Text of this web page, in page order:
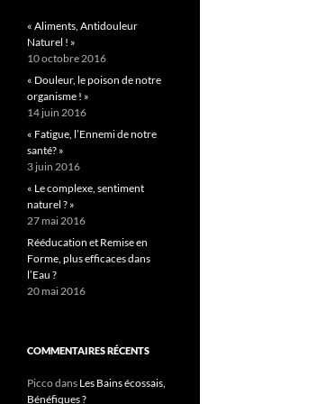
« Aliments, Antidouleur
Naturel ! »
10 octobre 2016
« Douleur, le poison de notre
organisme ! »
14 juin 2016
« Fatigue, l’Ennemi de notre
santé? »
3 juin 2016
« Le complexe, sentiment
naturel ? »
27 mai 2016
Rééducation et Remise en
Forme, plus efficaces dans
l’Eau ?
20 mai 2016
COMMENTAIRES RÉCENTS
Piccodans Les Bains écossais,
Bénéfiques ?